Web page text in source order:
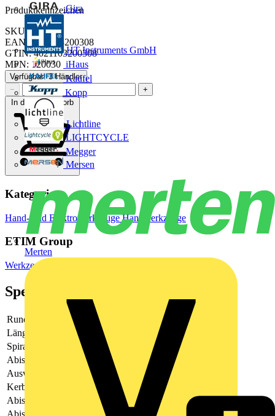
Gira
HT Instruments GmbH
iHaus
Kaufel
Kopp
Lichtline
LIGHTCYCLE
Megger
Mersen
Merten
Produktkennzeichen
SKU: 120030
EAN: 4021103200308
GTIN: 4021103200308
MPN: 120030
Verfügbar: 3 Händler
−
+
In den Warenkorb
Kategorien
Hand- und ElektrowerkzeugeHandwerkzeuge
ETIM Group
Werkzeuge (Pressen/Schneiden/Abisolieren)
Spezifikationen
Rundschnitt
Längsschnitt
Spiralschnitt
Abisolierbereich AWG
Auswechselbare Messer
Kerbtiefe einstellbar
Abisolierbereich Durchmesser
6 - 28 mm
Abisolierbereich Querschnitt